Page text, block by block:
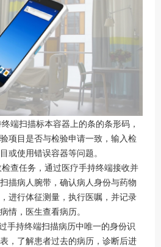
扫描标本容器上的条的条形码，
项目是否与检验申请一致，输入检
或使用错误容器等问题。
任务，通过医疗手持终端接收并
描病人腕带，确认病人身份与药物
进行体征测量，执行医嘱，并记录
情，医生查看病历。
持终端扫描病历中唯一的身份识
，了解患者过去的病历，诊断后进